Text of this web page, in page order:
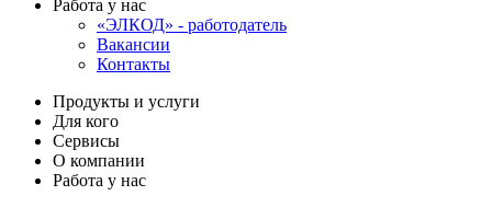
Работа у нас
«ЭЛКОД» - работодатель
Вакансии
Контакты
Продукты и услуги
Для кого
Сервисы
О компании
Работа у нас